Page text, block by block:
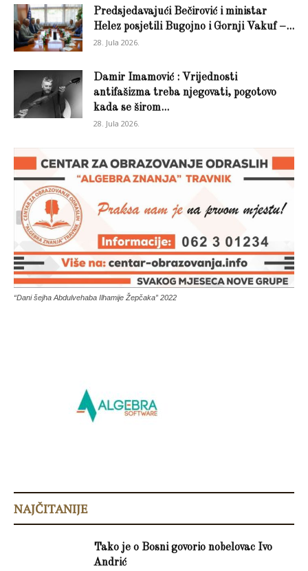
Predsjedavajući Bečirović i ministar
Helez posjetili Bugojno i Gornji Vakuf –...
28. Jula 2026.
Damir Imamović : Vrijednosti
antifašizma treba njegovati, pogotovo
kada se širom...
28. Jula 2026.
“Dani šejha Abdulvehaba Ilhamije Žepčaka” 2022
NAJČITANIJE
Tako je o Bosni govorio nobelovac Ivo
Andrić